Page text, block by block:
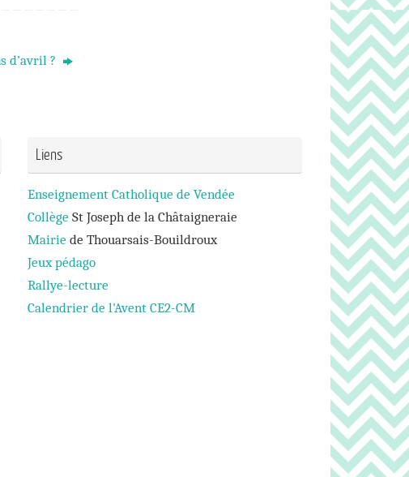
d’avril ?
Liens
Enseignement Catholique de Vendée
Collège St Joseph de la Châtaigneraie
Mairie de Thouarsais-Bouildroux
Jeux pédago
Rallye-lecture
Calendrier de l'Avent CE2-CM